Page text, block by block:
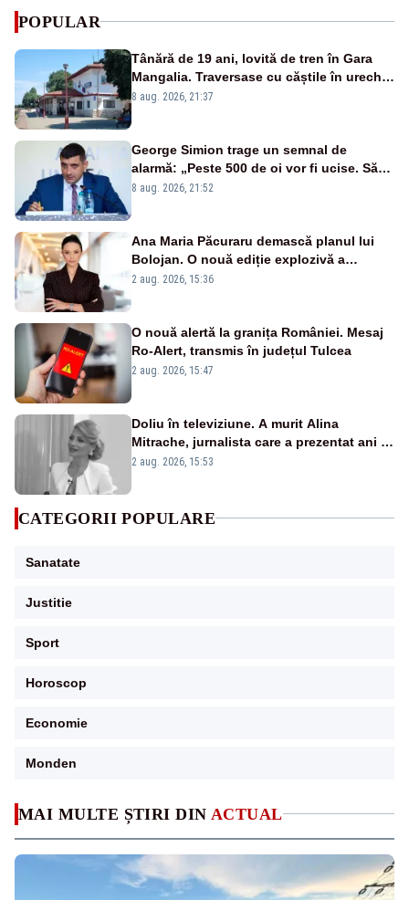
MAI MULTE ȘTIRI DIN ACTUAL
POPULAR
Tânără de 19 ani, lovită de tren în Gara
Mangalia. Traversase cu căștile în urechi
liniile printr-un loc nepermis
8 aug. 2026, 21:37
George Simion trage un semnal de
alarmă: „Peste 500 de oi vor fi ucise. Să
vedem dacă ciobanii vor fi despăgubiți”
8 aug. 2026, 21:52
Ana Maria Păcuraru demască planul lui
Bolojan. O nouă ediție explozivă a
emisiunii „Miza Zilei” la Realitatea PLUS
2 aug. 2026, 15:36
O nouă alertă la granița României. Mesaj
Ro-Alert, transmis în județul Tulcea
2 aug. 2026, 15:47
Doliu în televiziune. A murit Alina
Mitrache, jurnalista care a prezentat ani la
rând știrile pentru dobrogeni
2 aug. 2026, 15:53
CATEGORII POPULARE
Sanatate
Justitie
Sport
Horoscop
Economie
Monden